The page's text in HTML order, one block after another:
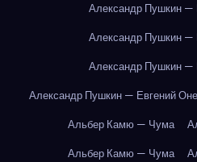
Александр Пушкин —
Александр Пушкин —
Александр Пушкин —
Александр Пушкин — Евгений
Альбер Камю — Чума
Альбер Камю — Чума